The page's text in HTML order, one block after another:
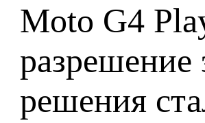
Moto G4
разрешение
решения